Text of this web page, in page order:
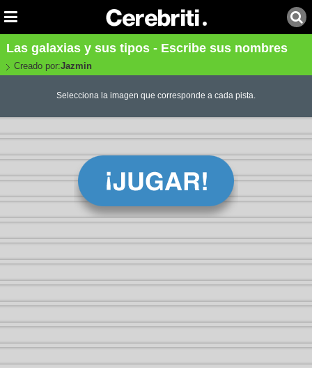
Las galaxias y sus tipos - Escribe sus nombres
Creado por:Jazmin
Selecciona la imagen que corresponde a cada pista.